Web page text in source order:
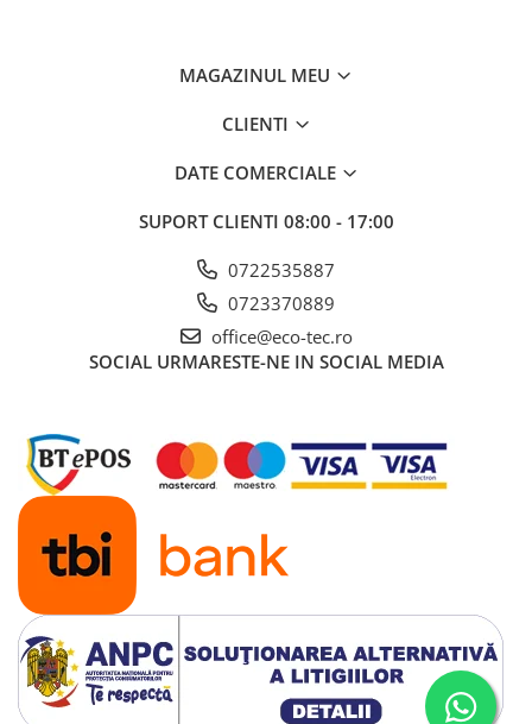
MAGAZINUL MEU
CLIENTI
DATE COMERCIALE
SUPORT CLIENTI 08:00 - 17:00
0722535887
0723370889
office@eco-tec.ro
SOCIAL URMARESTE-NE IN SOCIAL MEDIA